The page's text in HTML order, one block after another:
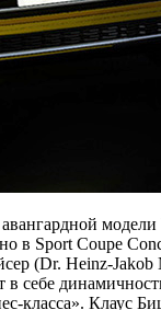
Sport Coupe
Heinz-Jakob
в себе
класса».